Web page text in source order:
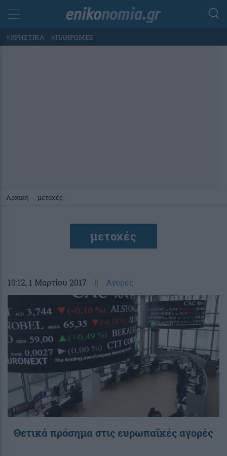
#ΧΡΗΣΤΙΚΑ #ΠΛΗΡΩΜΕΣ
Αρχική - μετοχές
μετοχές
10:12, 1 Μαρτίου 2017 || Αγορές
Θετικά πρόσημα στις ευρωπαϊκές αγορές